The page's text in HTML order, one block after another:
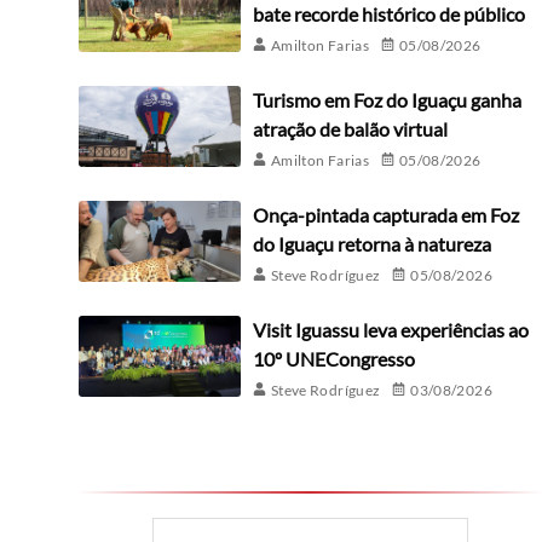
bate recorde histórico de público
Amilton Farias 05/08/2026
Turismo em Foz do Iguaçu ganha
atração de balão virtual
Amilton Farias 05/08/2026
Onça-pintada capturada em Foz
do Iguaçu retorna à natureza
Steve Rodríguez 05/08/2026
Visit Iguassu leva experiências ao
10º UNECongresso
Steve Rodríguez 03/08/2026